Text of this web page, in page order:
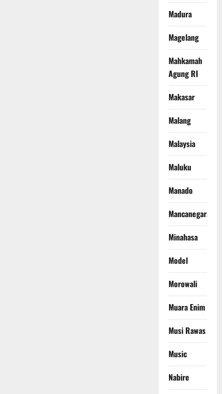
Madura
Magelang
Mahkamah
Agung RI
Makasar
Malang
Malaysia
Maluku
Manado
Mancanegara
Minahasa
Model
Morowali
Muara Enim
Musi Rawas
Music
Nabire